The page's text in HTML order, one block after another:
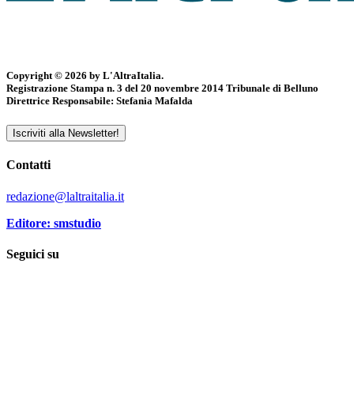
Copyright © 2026 by L'AltraItalia.
Registrazione Stampa n. 3 del 20 novembre 2014 Tribunale di Belluno
Direttrice Responsabile: Stefania Mafalda
Iscriviti alla Newsletter!
Contatti
redazione@laltraitalia.it
Editore: smstudio
Seguici su